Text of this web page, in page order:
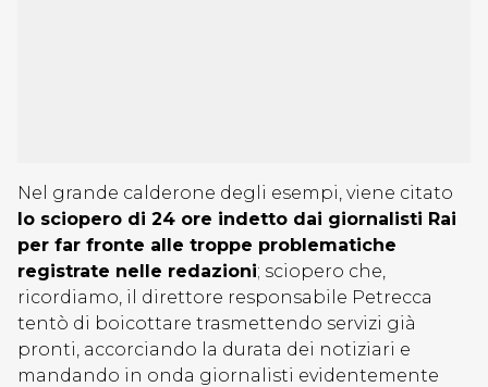
Nel grande calderone degli esempi, viene citato
lo sciopero di 24 ore indetto dai giornalisti Rai
per far fronte alle troppe problematiche
registrate nelle redazioni; sciopero che,
ricordiamo, il direttore responsabile Petrecca
tentò di boicottare trasmettendo servizi già
pronti, accorciando la durata dei notiziari e
mandando in onda giornalisti evidentemente